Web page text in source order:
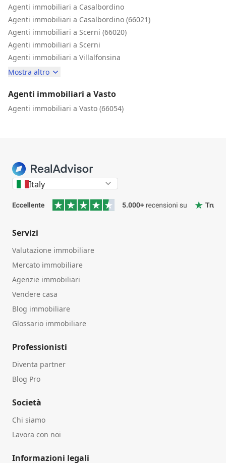
Agenti immobiliari a Casalbordino
Agenti immobiliari a Casalbordino (66021)
Agenti immobiliari a Scerni (66020)
Agenti immobiliari a Scerni
Agenti immobiliari a Villalfonsina
Mostra altro
Agenti immobiliari a Vasto
Agenti immobiliari a Vasto (66054)
Italy
Servizi
Valutazione immobiliare
Mercato immobiliare
Agenzie immobiliari
Vendere casa
Blog immobiliare
Glossario immobiliare
Professionisti
Diventa partner
Blog Pro
Società
Chi siamo
Lavora con noi
Informazioni legali